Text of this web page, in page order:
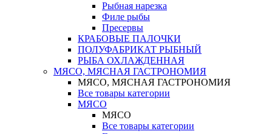
Рыбная нарезка
Филе рыбы
Пресервы
КРАБОВЫЕ ПАЛОЧКИ
ПОЛУФАБРИКАТ РЫБНЫЙ
РЫБА ОХЛАЖДЕННАЯ
МЯСО, МЯСНАЯ ГАСТРОНОМИЯ
МЯСО, МЯСНАЯ ГАСТРОНОМИЯ
Все товары категории
МЯСО
МЯСО
Все товары категории